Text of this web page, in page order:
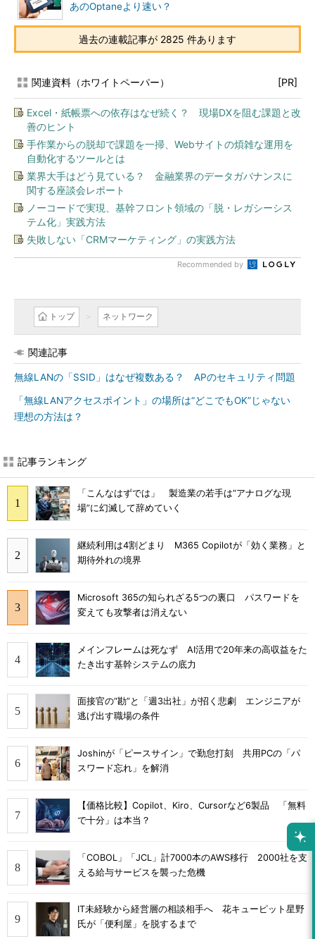
あのOptaneより速い？
過去の連載記事が 2825 件あります
関連資料（ホワイトペーパー） [PR]
Excel・紙帳票への依存はなぜ続く？ 現場DXを阻む課題と改
善のヒント
手作業からの脱却で課題を一掃、Webサイトの煩雑な運用を
自動化するツールとは
業界大手はどう見ている？ 金融業界のデータガバナンスに
関する座談会レポート
ノーコードで実現、基幹フロント領域の「脱・レガシーシス
テム化」実践方法
失敗しない「CRMマーケティング」の実践方法
Recommended by
トップ ネットワーク
関連記事
無線LANの「SSID」はなぜ複数ある？ APのセキュリティ問題
「無線LANアクセスポイント」の場所は“どこでもOK”じゃない
理想の方法は？
記事ランキング
「こんなはずでは」 製造業の若手は“アナログな現
場”に幻滅して辞めていく
継続利用は4割どまり M365 Copilotが「効く業務」と
期待外れの境界
Microsoft 365の知られざる5つの裏口 パスワードを
変えても攻撃者は消えない
メインフレームは死なず AI活用で20年来の高収益をた
たき出す基幹システムの底力
面接官の“勘”と「週3出社」が招く悲劇 エンジニアが
逃げ出す職場の条件
Joshinが「ピースサイン」で勤怠打刻 共用PCの「パ
スワード忘れ」を解消
【価格比較】Copilot、Kiro、Cursorなど6製品 「無料
で十分」は本当？
「COBOL」「JCL」計7000本のAWS移行 2000社を支
える給与サービスを襲った危機
IT未経験から経営層の相談相手へ 花キューピット星野
氏が「便利屋」を脱するまで